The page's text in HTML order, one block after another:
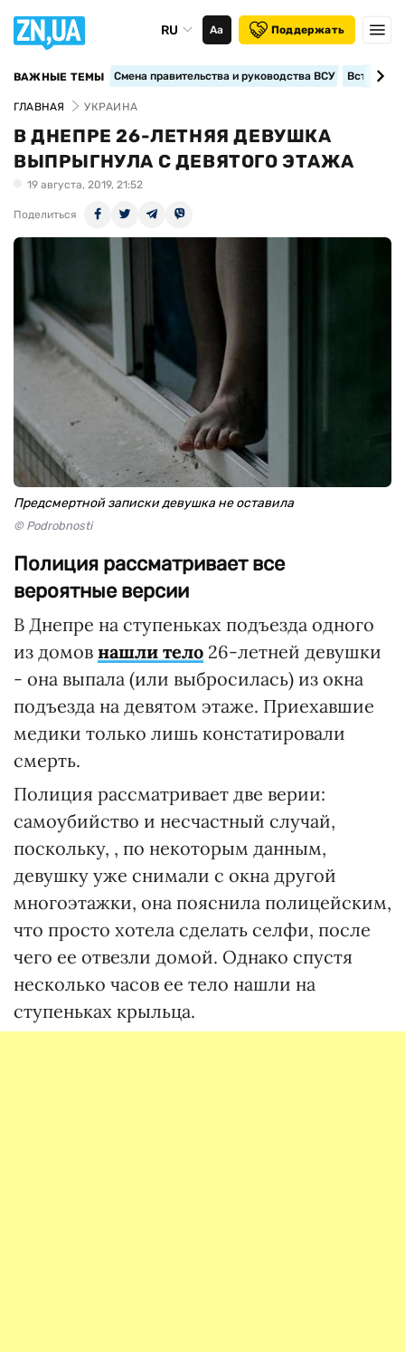
RU Аа Поддержать
ВАЖНЫЕ ТЕМЫ Смена правительства и руководства ВСУ
ГЛАВНАЯ УКРАИНА
В ДНЕПРЕ 26-ЛЕТНЯЯ ДЕВУШКА
ВЫПРЫГНУЛА С ДЕВЯТОГО ЭТАЖА
19 августа, 2019, 21:52
Поделиться
Предсмертной записки девушка не оставила
© Podrobnosti
Полиция рассматривает все
вероятные версии
В Днепре на ступеньках подъезда одного
из домов нашли тело 26-летней девушки
- она выпала (или выбросилась) из окна
подъезда на девятом этаже. Приехавшие
медики только лишь констатировали
смерть.
Полиция рассматривает две верии:
самоубийство и несчастный случай,
поскольку, , по некоторым данным,
девушку уже снимали с окна другой
многоэтажки, она пояснила полицейским,
что просто хотела сделать селфи, после
чего ее отвезли домой. Однако спустя
несколько часов ее тело нашли на
ступеньках крыльца.